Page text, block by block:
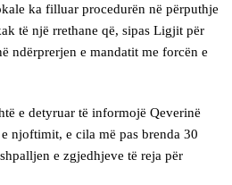
ka filluar procedurën në përputhje
të një rrethane që, sipas Ligjit për
ndërprerjen e mandatit me forcën e
e detyruar të informojë Qeverinë
njoftimit, e cila më pas brenda 30
e zgjedhjeve të reja për